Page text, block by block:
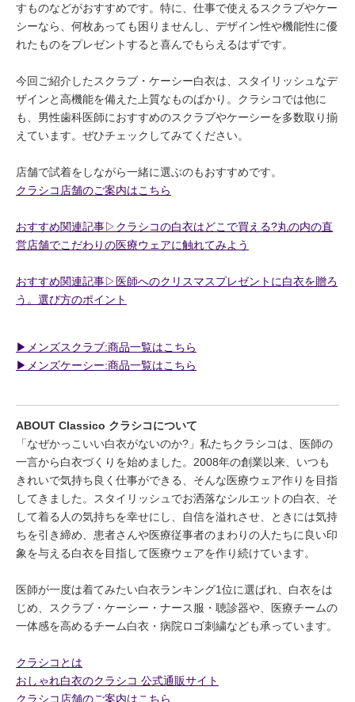
すものなどがおすすめです。特に、仕事で使えるスクラブやケー
シーなら、何枚あっても困りませんし、デザイン性や機能性に優
れたものをプレゼントすると喜んでもらえるはずです。
今回ご紹介したスクラブ・ケーシー白衣は、スタイリッシュなデ
ザインと高機能を備えた上質なものばかり。クラシコでは他に
も、男性歯科医師におすすめのスクラブやケーシーを多数取り揃
えています。ぜひチェックしてみてください。
店舗で試着をしながら一緒に選ぶのもおすすめです。
クラシコ店舗のご案内はこちら
おすすめ関連記事▷クラシコの白衣はどこで買える?丸の内の直
営店舗でこだわりの医療ウェアに触れてみよう
おすすめ関連記事▷医師へのクリスマスプレゼントに白衣を贈ろ
う。選び方のポイント
▶︎メンズスクラブ:商品一覧はこちら
▶︎メンズケーシー:商品一覧はこちら
ABOUT Classico クラシコについて
「なぜかっこいい白衣がないのか?」私たちクラシコは、医師の
一言から白衣づくりを始めました。2008年の創業以来、いつも
きれいで気持ち良く仕事ができる、そんな医療ウェア作りを目指
してきました。スタイリッシュでお洒落なシルエットの白衣、そ
して着る人の気持ちを幸せにし、自信を溢れさせ、ときには気持
ちを引き締め、患者さんや医療従事者のまわりの人たちに良い印
象を与える白衣を目指して医療ウェアを作り続けています。
医師が一度は着てみたい白衣ランキング1位に選ばれ、白衣をは
じめ、スクラブ・ケーシー・ナース服・聴診器や、医療チームの
一体感を高めるチーム白衣・病院ロゴ刺繍なども承っています。
クラシコとは
おしゃれ白衣のクラシコ 公式通販サイト
クラシコ店舗のご案内はこちら